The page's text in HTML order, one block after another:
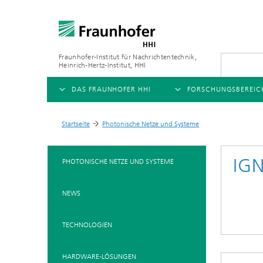
Fraunhofer-Institut für Nachrichtentechnik,
Heinrich-Hertz-Institut, HHI
DAS FRAUNHOFER HHI
Leitung
Startseite
> Photonische Netze und Systeme
PHOTONISCHE NETZE UND SYSTEME
NEWS
TECHNOLOGIEN
HARDWARE-LÖSUNGEN